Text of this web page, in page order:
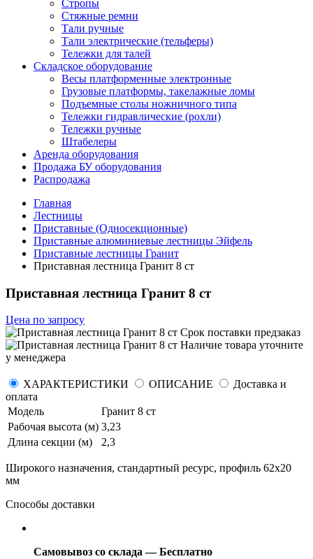
Стропы
Стяжные ремни
Тали ручные
Тали электрические (тельферы)
Тележки для талей
Складское оборудование
Весы платформенные электронные
Грузовые платформы, такелажные ломы
Подъемные столы ножничного типа
Тележки гидравлические (рохли)
Тележки ручные
Штабелеры
Аренда оборудования
Продажа БУ оборудования
Распродажа
Главная
Лестницы
Приставные (Односекционные)
Приставные алюминиевые лестницы Эйфель
Приставные лестницы Гранит
Приставная лестница Гранит 8 ст
Приставная лестница Гранит 8 ст
Цена по запросу
Срок поставки предзаказ
Наличие товара уточните
у менеджера
ХАРАКТЕРИСТИКИ ОПИСАНИЕ
Доставка и
оплата
Модель
Гранит 8 ст
Рабочая высота (м) 3,23
Длина секции (м)
2,3
Широкого назначения, стандартный ресурс, профиль 62х20
мм
Способы доставки
Самовывоз со склада — Бесплатно